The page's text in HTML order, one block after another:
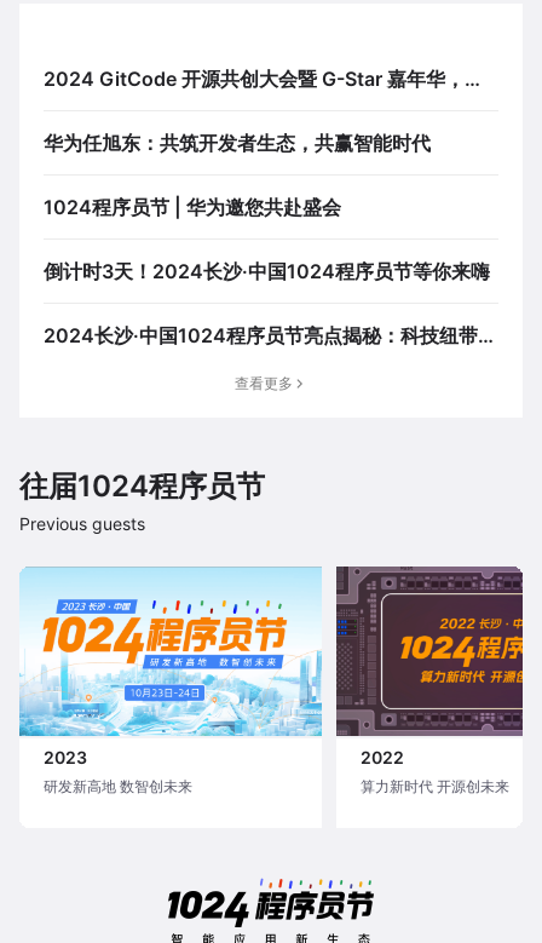
2024 GitCode 开源共创大会暨 G-Star 嘉年华，共
华为任旭东：共筑开发者生态，共赢智能时代
1024程序员节 | 华为邀您共赴盛会
倒计时3天！2024长沙·中国1024程序员节等你来嗨
2024长沙·中国1024程序员节亮点揭秘：科技纽带
查看更多
往届1024程序员节
Previous guests
2023
研发新高地 数智创未来
2022
算力新时代 开源创未来